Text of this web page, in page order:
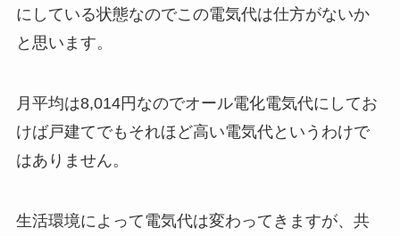
にしている状態なのでこの電気代は仕方がないか
と思います。
月平均は8,014円なのでオール電化電気代にしてお
けば戸建てでもそれほど高い電気代というわけで
はありません。
生活環境によって電気代は変わってきますが、共